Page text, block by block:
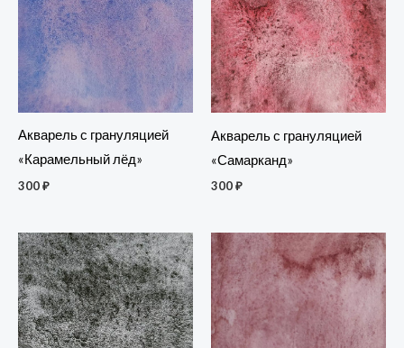
Акварель с грануляцией
«Карамельный лёд»
300₽
Акварель с грануляцией
«Самарканд»
300₽